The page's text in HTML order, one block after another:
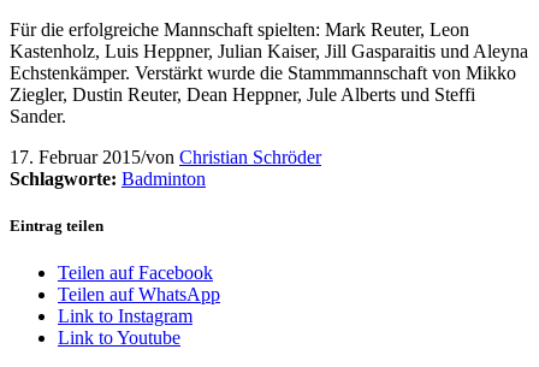
Für die erfolgreiche Mannschaft spielten: Mark Reuter, Leon
Kastenholz, Luis Heppner, Julian Kaiser, Jill Gasparaitis und Aleyna
Echstenkämper. Verstärkt wurde die Stammmannschaft von Mikko
Ziegler, Dustin Reuter, Dean Heppner, Jule Alberts und Steffi
Sander.
17. Februar 2015/von Christian Schröder
Schlagworte: Badminton
Eintrag teilen
Teilen auf Facebook
Teilen auf WhatsApp
Link to Instagram
Link to Youtube